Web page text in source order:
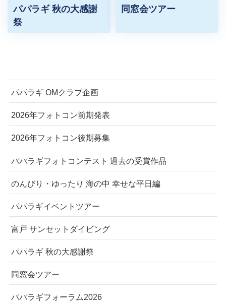
パパラギ 秋の大感謝
祭
同窓会ツアー
パパラギ OMクラブ企画
2026年フォトコン前期発表
2026年フォトコン後期募集
パパラギフォトコンテスト 過去の受賞作品
のんびり・ゆったり 海の中 幸せな平日編
パパラギイベントツアー
富戸 サンセットダイビング
パパラギ 秋の大感謝祭
同窓会ツアー
パパラギフォーラム2026